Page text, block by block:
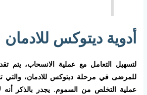
أدوية ديتوكس للادمان
لتسهيل التعامل مع عملية الانسحاب، يتم
للمرضى في مرحلة ديتوكس للادمان،
عملية التخلص من السموم. يجدر بالذكر أنه